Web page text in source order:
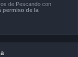
de Pescando con
permiso de la